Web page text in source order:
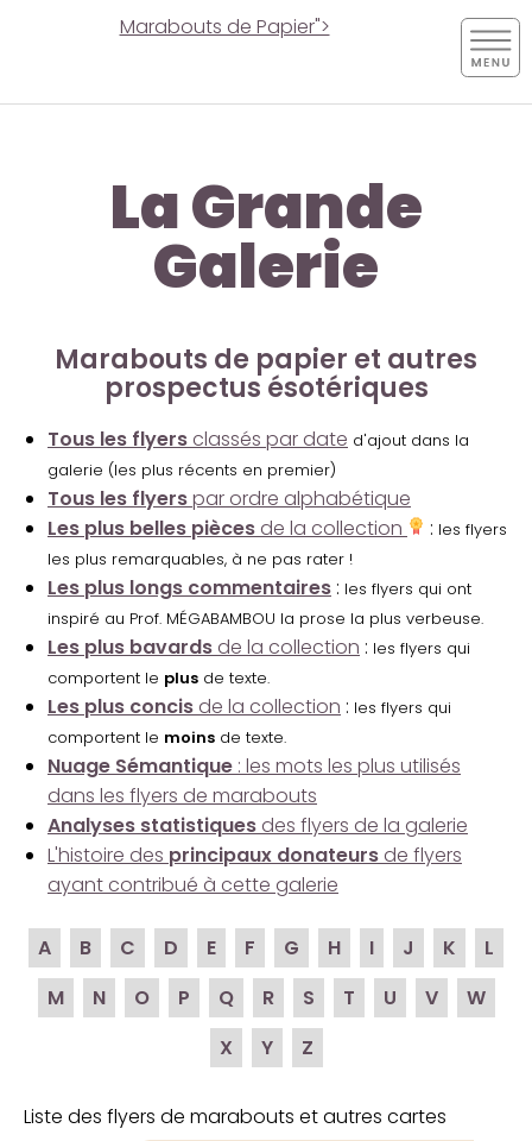
Marabouts de Papier">
La Grande
Galerie
Marabouts de papier et autres
prospectus ésotériques
Tous les flyers classés par date d'ajout dans la
galerie (les plus récents en premier)
Tous les flyerspar ordre alphabétique
Les plus belles pièces de la collection : les flyers
les plus remarquables, à ne pas rater !
Les plus longs commentaires : les flyers qui ont
inspiré au Prof. MÉGABAMBOU la prose la plus verbeuse.
Les plus bavards de la collection : les flyers qui
comportent le plus de texte.
Les plus concis de la collection : les flyers qui
comportent le moins de texte.
Nuage Sémantique : les mots les plus utilisés
dans les flyers de marabouts
Analyses statistiques des flyers de la galerie
L'histoire des principaux donateurs de flyers
ayant contribué à cette galerie
A B C D E F G H I J K
L
M
N O P Q R S T U V
W
X
Y Z
Liste des flyers de marabouts et autres cartes